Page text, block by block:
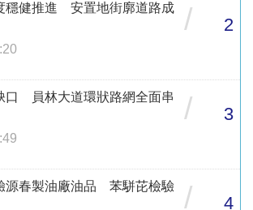
穩健推進 安置地街廓道路成
/ 2
口 員林大道環狀路網全面串
/ 3
源春製油廠油品 苯駢芘檢驗
/ 4